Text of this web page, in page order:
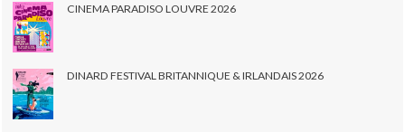
CINEMA PARADISO LOUVRE 2026
DINARD FESTIVAL BRITANNIQUE & IRLANDAIS 2026